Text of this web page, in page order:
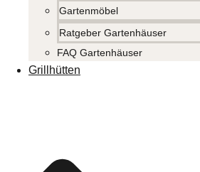
Gartenmöbel
Ratgeber Gartenhäuser
FAQ Gartenhäuser
Grillhütten